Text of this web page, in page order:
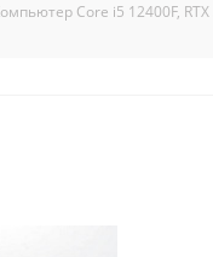
Core i5 12400F,